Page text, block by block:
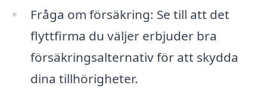
Fråga om försäkring: Se till att det
flyttfirma du väljer erbjuder bra
försäkringsalternativ för att skydda
dina tillhörigheter.